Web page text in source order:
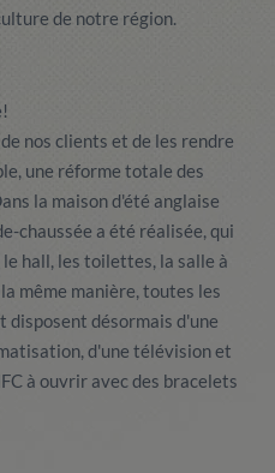
de notre région.
nos clients et de les rendre
une réforme totale des
la maison d'été anglaise
chaussée a été réalisée, qui
hall, les toilettes, la salle à
même manière, toutes les
disposent désormais d'une
d'une télévision et
à ouvrir avec des bracelets